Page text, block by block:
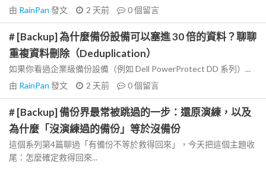
由 RainPan 發文 2 天前 0個留言
# [Backup] 為什麼備份設備可以塞進 30 倍的資料？聊聊
重複資料刪除（Deduplication）
如果你看過企業級備份設備（例如 Dell PowerProtect DD 系列）...
由 RainPan 發文 2 天前 0個留言
# [Backup] 備份界最常被跳過的一步：還原演練，以及
為什麼「沒演練過的備份」等於沒備份
這個系列第4篇聊過「有備份不等於救得回來」，今天把這個主題收
尾：怎麼確定救得回來...